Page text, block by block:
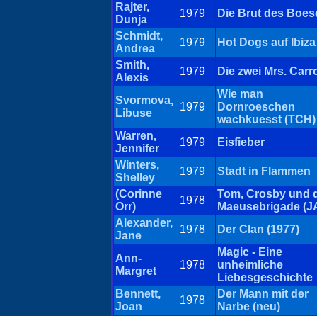
Rajter,
Dunja
1979
Die Brut des
Schmidt,
Andrea
1979
Hot Dogs auf Ibiza
Smith,
Alexis
1979 Die zwei Mrs.
Svormova,
Libuse
1979
Wie man
Dornroeschen
wachkuesst (TCH)
Warren,
Jennifer
1979
Eisfieber
Winters,
Shelley
1979
Stadt in Flammen
(Corinne
Orr)
1978
Tom, Crosby und
Maeusebrigade
Alexander,
Jane
1978 Der Clan (1977)
Ann-
Margret
1978
Magic - Eine
unheimliche
Liebesgeschichte
Bennett,
Joan
1978
Der Mann mit der
Narbe (neu)